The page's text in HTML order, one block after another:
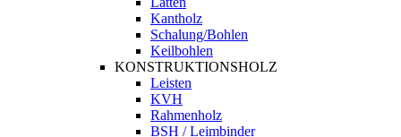
Kantholz
Schalung/Bohlen
Keilbohlen
KONSTRUKTIONSHOLZ
Leisten
KVH
Rahmenholz
BSH / Leimbinder